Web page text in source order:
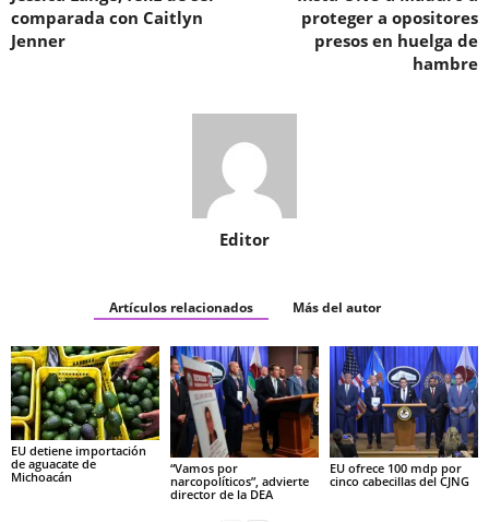
comparada con Caitlyn
Jenner
proteger a opositores
presos en huelga de
hambre
Editor
Artículos relacionados Más del autor
EU detiene importación
de aguacate de
Michoacán
“Vamos por
narcopolíticos”, advierte
director de la DEA
EU ofrece 100 mdp por
cinco cabecillas del CJNG